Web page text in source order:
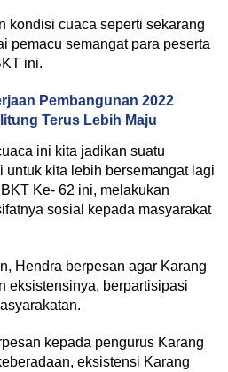
kondisi cuaca seperti sekarang
pemacu semangat para peserta
ini.
Pembangunan 2022
Terus Lebih Maju
ini kita jadikan suatu
untuk kita lebih bersemangat lagi
Ke- 62 ini, melakukan
sosial kepada masyarakat
Hendra berpesan agar Karang
eksistensinya, berpartisipasi
kepada pengurus Karang
eksistensi Karang